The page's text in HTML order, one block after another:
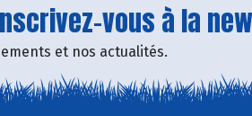
vous à la
et nos actualités.